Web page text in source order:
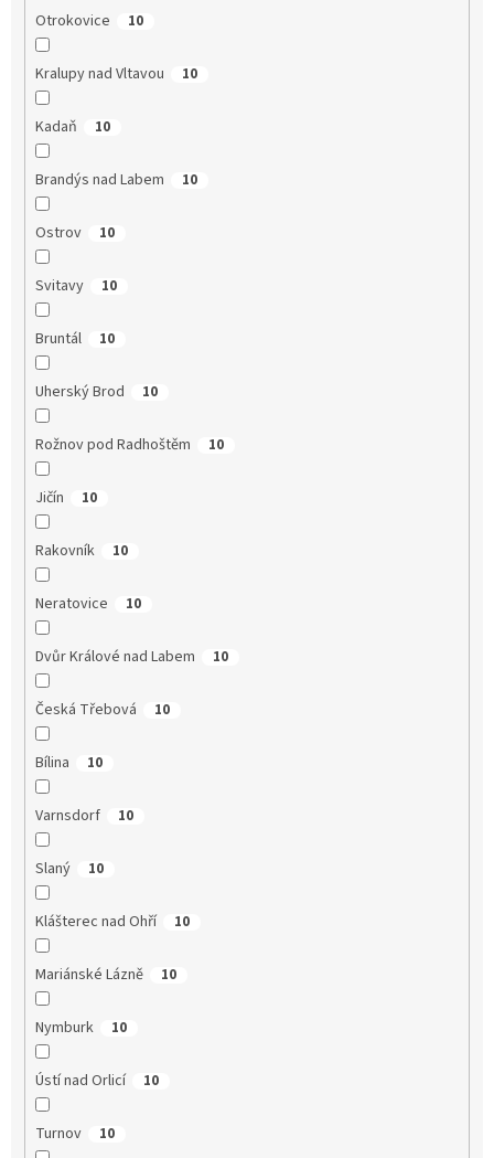
Otrokovice 10
Kralupy nad Vltavou 10
Kadaň 10
Brandýs nad Labem 10
Ostrov 10
Svitavy 10
Bruntál 10
Uherský Brod 10
Rožnov pod Radhoštěm 10
Jičín 10
Rakovník 10
Neratovice 10
Dvůr Králové nad Labem 10
Česká Třebová 10
Bílina 10
Varnsdorf 10
Slaný 10
Klášterec nad Ohří 10
Mariánské Lázně 10
Nymburk 10
Ústí nad Orlicí 10
Turnov 10